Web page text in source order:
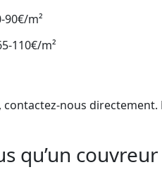
90€/m²
110€/m²
nous
qu’un